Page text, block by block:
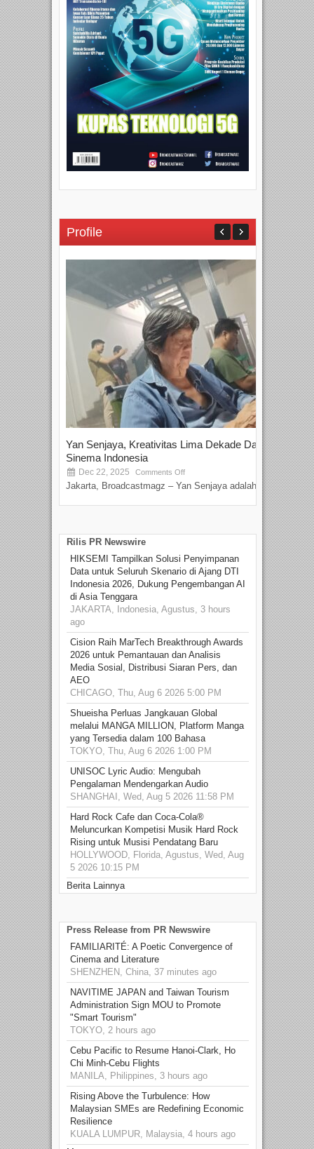
Profile
Yan Senjaya, Kreativitas Lima Dekade Dalam
Sinema Indonesia
Dec 22, 2025 Comments Off
Jakarta, Broadcastmagz – Yan Senjaya adalah...
Rilis PR Newswire
HIKSEMI Tampilkan Solusi Penyimpanan
Data untuk Seluruh Skenario di Ajang DTI
Indonesia 2026, Dukung Pengembangan AI
di Asia Tenggara
JAKARTA, Indonesia, Agustus, 3 hours
ago
Cision Raih MarTech Breakthrough Awards
2026 untuk Pemantauan dan Analisis
Media Sosial, Distribusi Siaran Pers, dan
AEO
CHICAGO, Thu, Aug 6 2026 5:00 PM
Shueisha Perluas Jangkauan Global
melalui MANGA MILLION, Platform Manga
yang Tersedia dalam 100 Bahasa
TOKYO, Thu, Aug 6 2026 1:00 PM
UNISOC Lyric Audio: Mengubah
Pengalaman Mendengarkan Audio
SHANGHAI, Wed, Aug 5 2026 11:58 PM
Hard Rock Cafe dan Coca-Cola®
Meluncurkan Kompetisi Musik Hard Rock
Rising untuk Musisi Pendatang Baru
HOLLYWOOD, Florida, Agustus, Wed, Aug
5 2026 10:15 PM
Berita Lainnya
Press Release from PR Newswire
FAMILIARITÉ: A Poetic Convergence of
Cinema and Literature
SHENZHEN, China, 37 minutes ago
NAVITIME JAPAN and Taiwan Tourism
Administration Sign MOU to Promote
"Smart Tourism"
TOKYO, 2 hours ago
Cebu Pacific to Resume Hanoi-Clark, Ho
Chi Minh-Cebu Flights
MANILA, Philippines, 3 hours ago
Rising Above the Turbulence: How
Malaysian SMEs are Redefining Economic
Resilience
KUALA LUMPUR, Malaysia, 4 hours ago